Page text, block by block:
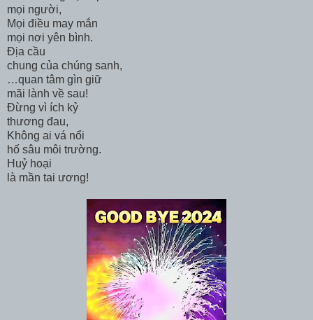
mọi người,
Mọi điều may mắn
mọi nơi yên bình.
Địa cầu
chung của chúng sanh,
…quan tâm gìn giữ
mãi lành về sau!
Đừng vì ích kỷ
thương đau,
Không ai vá nổi
hố sâu môi trường.
Huỷ hoại
là mần tai ương!